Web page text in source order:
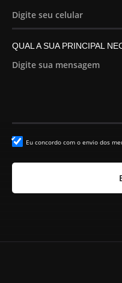
QUAL A SUA PRINCIPAL
Eu concordo com o envio dos